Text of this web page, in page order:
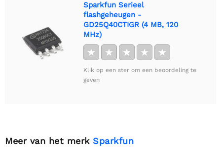
Sparkfun Serieel
flashgeheugen -
GD25Q40CTIGR (4 MB, 120
MHz)
★ ★ ★ ★ ★
Klik op een ster om een beoordeling te
geven
Meer van het merk Sparkfun